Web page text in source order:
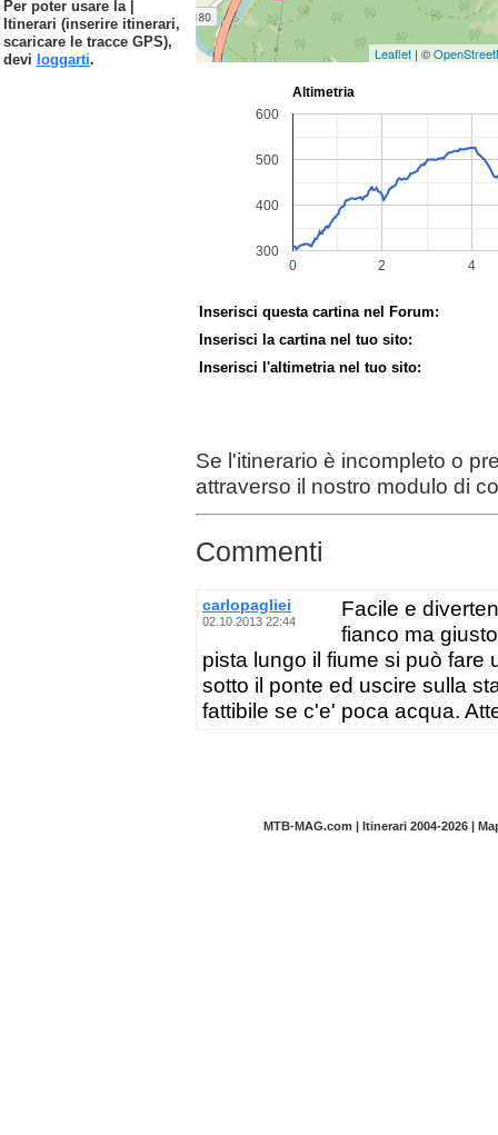
Leaflet | ©
Inserisci questa cartina nel Forum:
Inserisci la cartina nel tuo sito:
Inserisci l'altimetria nel tuo sito:
Se l'itinerario è incompleto o
attraverso il nostro modulo di
Commenti
carlopagliei
02.10.2013 22:44
Facile e
fianco ma
pista lungo il fiume si può
sotto il ponte ed uscire sulla
fattibile se c'e' poca acqua.
Per poter usare la |
Itinerari (inserire itinerari,
scaricare le tracce GPS),
devi loggarti.
MTB-MAG.com | Itinerari 2004-2026 |